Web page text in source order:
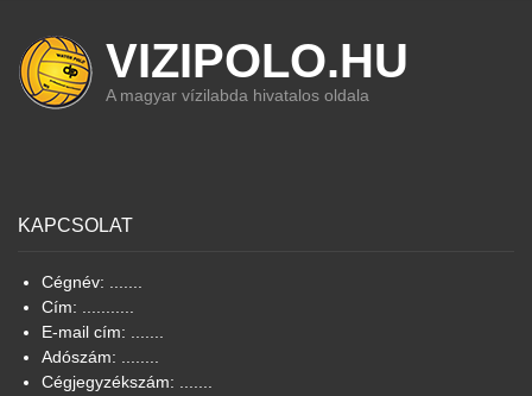
VIZIPOLO.HU
A magyar vízilabda hivatalos oldala
KAPCSOLAT
Cégnév: .......
Cím: ...........
E-mail cím: .......
Adószám: ........
Cégjegyzékszám: .......